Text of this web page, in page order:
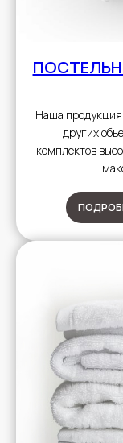
Наша продукция
других
комплектов